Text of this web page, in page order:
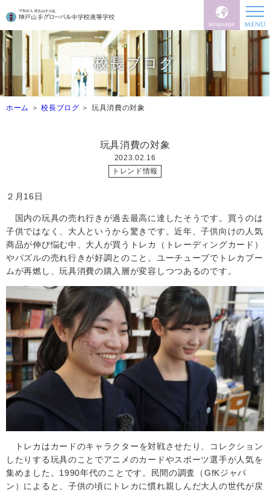
language
校長ブログ
ホーム 校長ブログ 玩具消費の対象
玩具消費の対象
2023.02.16
トレンド情報
２月 16 日
国内の玩具の売れ行きが過去最高に達したそうです。買うのは
子供ではなく、大人というから驚きです。近年、子供向けの人気
商品が伸び悩む中、大人が買うトレカ（トレーディングカード）
やパズルの売れ行きが好調とのこと。ユーチューブでトレカブー
ムが再燃し、玩具消費の購入層が変容しつつあるのです。
トレカはカードのキャラクターを対戦させたり、コレクション
したりする玩具のことでアニメのカードやスポーツ選手が人気を
集めました。 1990年代のことです。民間の調査（GfKジャパ
ン）によると、子供の頃にトレカに慣れ親しんだ大人の世代が戻